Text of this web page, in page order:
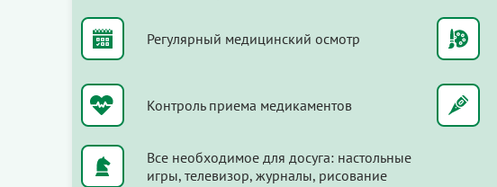
Регулярный медицинский осмотр
Контроль приема медикаментов
Все необходимое для досуга: настольные
игры, телевизор, журналы, рисование